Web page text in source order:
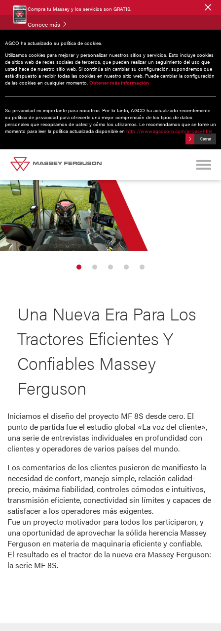
Compra tu Massey y los servicios son GRATIS.
Conoce más
AGCO ha actualizado su política de cookies.
Utilizamos cookies para mejorar y personalizar nuestros sitios y servicios. Esto incluye cookies
de sitios web de redes sociales de terceros, que pueden realizar un seguimiento del uso que
usted hace de nuestro sitio web. Si continúa sin cambiar su configuración, supondremos que
está dispuesto a recibir todas las cookies en nuestro sitio web. Puede cambiar la configuración
de las cookies en cualquier momento. Obtener más información
Su privacidad es importante para nosotros. Por lo tanto, AGCO ha actualizado recientemente
su política de privacidad para ofrecerle una mejor comprensión de los tipos de datos
personales que recopilamos de usted y cómo los utilizamos. Le recomendamos que se tome un
momento para leer la política actualizada disponible en http://www.agcocorp.com/privacy.html
Cerrar
MF 8S| 205 - 265 HP
Una Nueva Era Para Los
Tractores Eficientes Y
Confiables Massey
Ferguson
Iniciamos el diseño del proyecto MF 8S desde cero. El
punto de partida fue el estudio global «La voz del cliente»,
una serie de entrevistas individuales en profundidad con
clientes y operadores de varios países del mundo.
Los comentarios de los clientes pusieron de manifiesto la
necesidad de confort, manejo simple, relación calidad-
precio, máxima fiabilidad, controles cómodos e intuitivos,
transmisión eficiente, conectividad sin límites y capaces de
satisfacer a los operadores más exigentes.
Fue un proyecto motivador para todos los participaron, y
una oportunidad de aprovechar la sólida herencia Massey
Ferguson en materia de maquinaria eficiente y confiable.
El resultado es el tractor de la nueva era Massey Ferguson:
la serie MF 8S.